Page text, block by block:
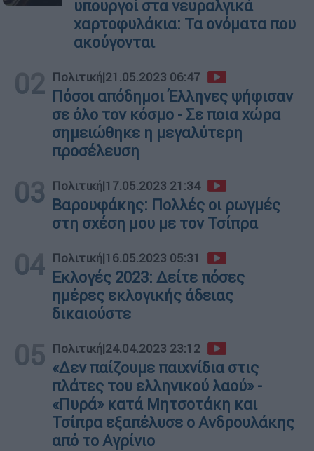
υπουργοί στα νευραλγικά
χαρτοφυλάκια: Τα ονόματα που
ακούγονται
02 Πολιτική|21.05.2023 06:47
Πόσοι απόδημοι Έλληνες ψήφισαν
σε όλο τον κόσμο - Σε ποια χώρα
σημειώθηκε η μεγαλύτερη
προσέλευση
03 Πολιτική|17.05.2023 21:34
Βαρουφάκης: Πολλές οι ρωγμές
στη σχέση μου με τον Τσίπρα
04 Πολιτική|16.05.2023 05:31
Εκλογές 2023: Δείτε πόσες
ημέρες εκλογικής άδειας
δικαιούστε
05 Πολιτική|24.04.2023 23:12
«Δεν παίζουμε παιχνίδια στις
πλάτες του ελληνικού λαού» -
«Πυρά» κατά Μητσοτάκη και
Τσίπρα εξαπέλυσε ο Ανδρουλάκης
από το Αγρίνιο